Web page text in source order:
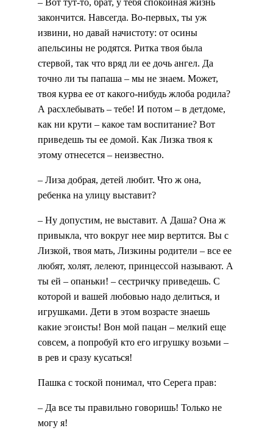
закончится. Навсегда. Во-первых, ты уж
извини, но давай начистоту: от осины
апельсины не родятся. Ритка твоя была
стервой, так что вряд ли ее дочь ангел. Да
точно ли ты папаша – мы не знаем. Может,
твоя курва ее от какого-нибудь жлоба родила?
А расхлебывать – тебе! И потом – в детдоме,
как ни крути – какое там воспитание? Вот
приведешь ты ее домой. Как Лизка твоя к
этому отнесется – неизвестно.
– Лиза добрая, детей любит. Что ж она,
ребенка на улицу выставит?
– Ну допустим, не выставит. А Даша? Она ж
привыкла, что вокруг нее мир вертится. Вы с
Лизкой, твоя мать, Лизкины родители – все ее
любят, холят, лелеют, принцессой называют. А
ты ей – опаньки! – сестричку приведешь. С
которой и вашей любовью надо делиться, и
игрушками. Дети в этом возрасте знаешь
какие эгоисты! Вон мой пацан – мелкий еще
совсем, а попробуй кто его игрушку возьми –
в рев и сразу кусаться!
Пашка с тоской понимал, что Серега прав:
– Да все ты правильно говоришь! Только не
могу я!